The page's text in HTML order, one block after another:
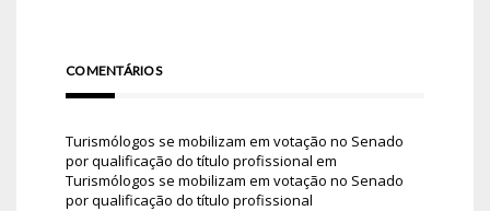
COMENTÁRIOS
Turismólogos se mobilizam em votação no Senado
por qualificação do título profissional em
Turismólogos se mobilizam em votação no Senado
por qualificação do título profissional